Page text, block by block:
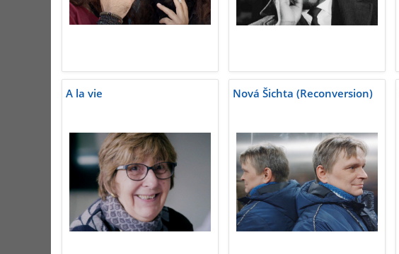
A la vie Nová Šichta (Reconversion)